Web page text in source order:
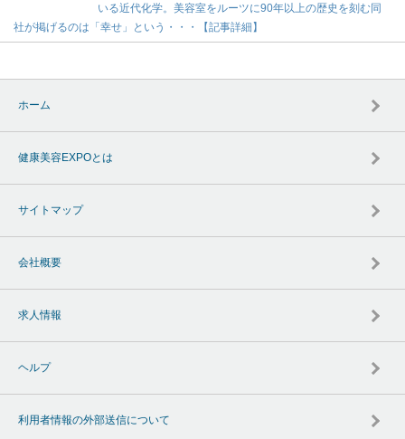
いる近代化学。美容室をルーツに90年以上の歴史を刻む同
社が掲げるのは「幸せ」という・・・【記事詳細】
ホーム
健康美容EXPOとは
サイトマップ
会社概要
求人情報
ヘルプ
利用者情報の外部送信について